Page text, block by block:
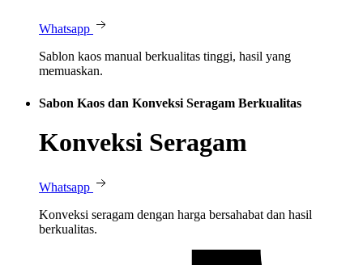
Whatsapp
Sablon kaos manual berkualitas tinggi, hasil yang
memuaskan.
Sabon Kaos dan Konveksi Seragam Berkualitas
Konveksi Seragam
Whatsapp
Konveksi seragam dengan harga bersahabat dan hasil
berkualitas.